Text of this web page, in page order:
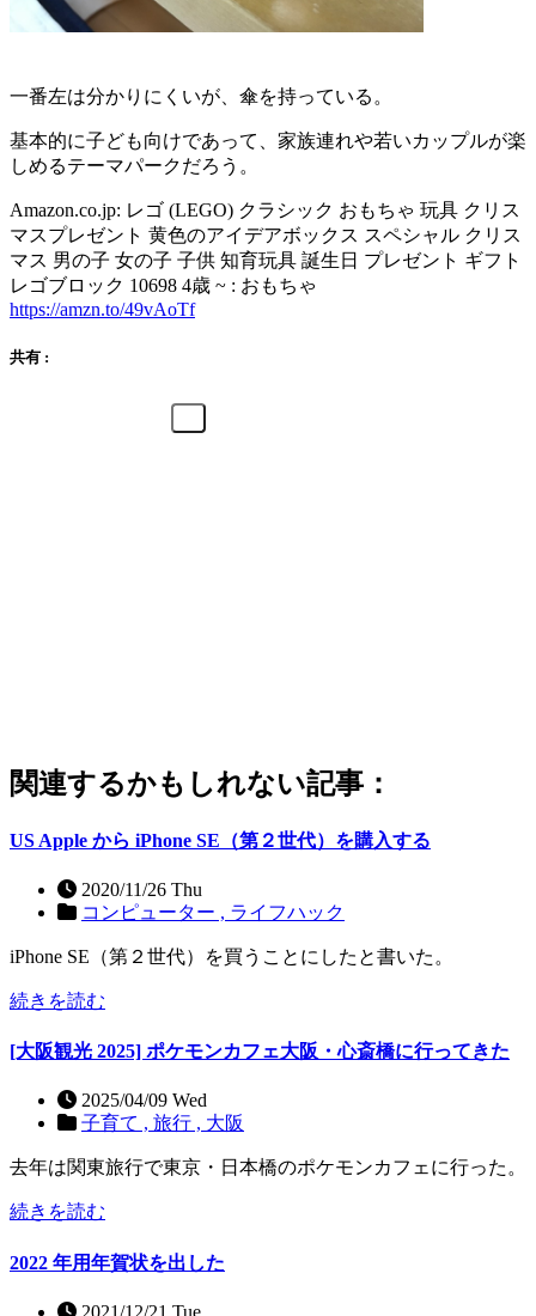
一番左は分かりにくいが、傘を持っている。
基本的に子ども向けであって、家族連れや若いカップルが楽
しめるテーマパークだろう。
Amazon.co.jp: レゴ (LEGO) クラシック おもちゃ 玩具 クリス
マスプレゼント 黄色のアイデアボックス スペシャル クリス
マス 男の子 女の子 子供 知育玩具 誕生日 プレゼント ギフト
レゴブロック 10698 4歳 ~ : おもちゃ
https://amzn.to/49vAoTf
共有 :
関連するかもしれない記事：
US Apple から iPhone SE（第２世代）を購入する
2020/11/26 Thu
コンピューター , ライフハック
iPhone SE（第２世代）を買うことにしたと書いた。
続きを読む
[大阪観光 2025] ポケモンカフェ大阪・心斎橋に行ってきた
2025/04/09 Wed
子育て , 旅行 , 大阪
去年は関東旅行で東京・日本橋のポケモンカフェに行った。
続きを読む
2022 年用年賀状を出した
2021/12/21 Tue